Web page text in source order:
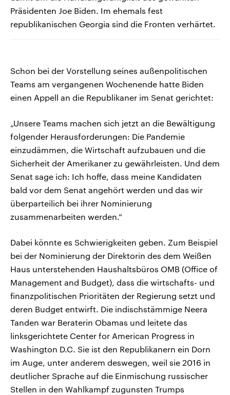
Präsidenten Joe Biden. Im ehemals fest
republikanischen Georgia sind die Fronten verhärtet.
Schon bei der Vorstellung seines außenpolitischen
Teams am vergangenen Wochenende hatte Biden
einen Appell an die Republikaner im Senat gerichtet:
„Unsere Teams machen sich jetzt an die Bewältigung
folgender Herausforderungen: Die Pandemie
einzudämmen, die Wirtschaft aufzubauen und die
Sicherheit der Amerikaner zu gewährleisten. Und dem
Senat sage ich: Ich hoffe, dass meine Kandidaten
bald vor dem Senat angehört werden und das wir
überparteilich bei ihrer Nominierung
zusammenarbeiten werden.“
Dabei könnte es Schwierigkeiten geben. Zum Beispiel
bei der Nominierung der Direktorin des dem Weißen
Haus unterstehenden Haushaltsbüros OMB (Office of
Management and Budget), dass die wirtschafts- und
finanzpolitischen Prioritäten der Regierung setzt und
deren Budget entwirft. Die indischstämmige Neera
Tanden war Beraterin Obamas und leitete das
linksgerichtete Center for American Progress in
Washington D.C. Sie ist den Republikanern ein Dorn
im Auge, unter anderem deswegen, weil sie 2016 in
deutlicher Sprache auf die Einmischung russischer
Stellen in den Wahlkampf zugunsten Trumps